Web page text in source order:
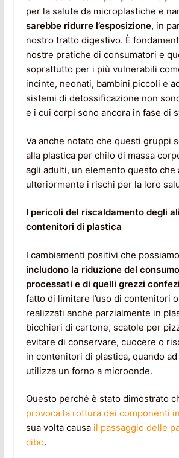
per la salute da microplastiche e
sarebbe ridurre l’esposizione, in
nostro tratto digestivo. È
nostre pratiche di consumatori e
soprattutto per i più vulnerabili
incinte, neonati, bambini piccoli e
sistemi di detossificazione non
e i cui corpi sono ancora in fase di
Va anche notato che questi gruppi
alla plastica per chilo di massa
agli adulti, un elemento questo che
ulteriormente i rischi per la loro
I pericoli del riscaldamento degli
contenitori di plastica
I cambiamenti positivi che
includono la riduzione del
processati e di quelli grezzi
fatto di limitare l’uso di contenitori
realizzati anche parzialmente in
bicchieri di cartone, scatole per
evitare di conservare, cuocere o
in contenitori di plastica, quando
utilizza un forno a microonde.
Questo perché è stato dimostrato
provoca la rottura dei componenti
sua volta causa il passaggio delle
cibo.